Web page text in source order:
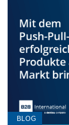
BLOG